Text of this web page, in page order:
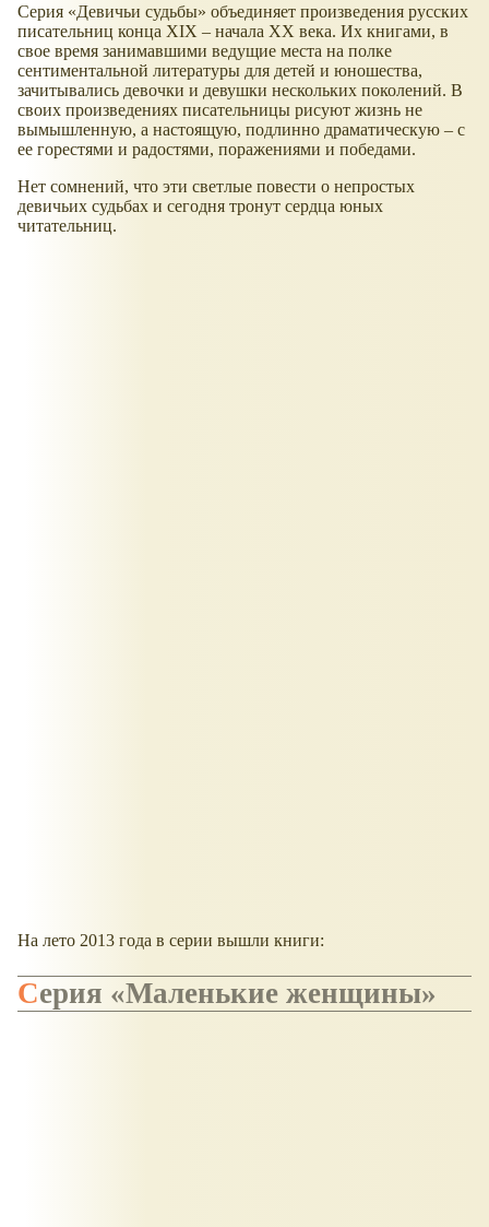
Серия Девичьи судьбы
объединяет произведения русских
писательниц конца XIX – начала ХХ века. Их книгами, в
свое время занимавшими ведущие места на полке
сентиментальной литературы для детей и юношества,
зачитывались девочки и девушки нескольких поколений. В
своих произведениях писательницы рисуют жизнь не
вымышленную, а настоящую, подлинно драматическую – с
ее горестями и радостями, поражениями и победами.
Нет сомнений, что эти светлые повести о непростых
девичьих судьбах и сегодня тронут сердца юных
читательниц.
На лето 2013 года в серии вышли книги:
Серия Маленькие женщины